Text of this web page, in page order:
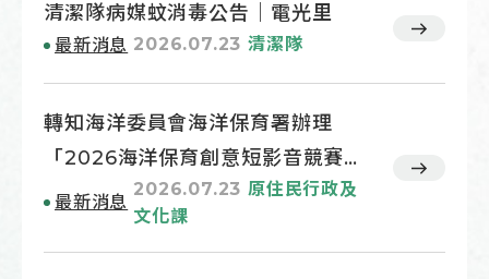
清潔隊病媒蚊消毒公告｜電光里
最新消息 2026.07.23清潔隊
轉知海洋委員會海洋保育署辦理
「2026海洋保育創意短影音競賽」
活動訊息
最新消息
2026.07.23原住民行政及
文化課